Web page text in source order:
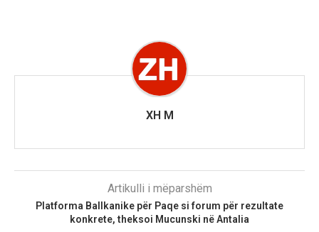
XH M
Artikulli i mëparshëm
Platforma Ballkanike për Paqe si forum për rezultate
konkrete, theksoi Mucunski në Antalia